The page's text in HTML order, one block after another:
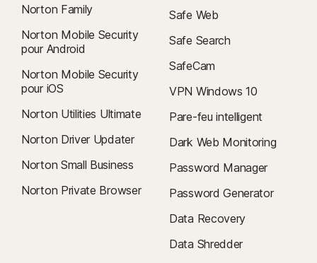
Norton Family
Norton Mobile Security
pour Android
Norton Mobile Security
pour iOS
Norton Utilities Ultimate
Norton Driver Updater
Norton Small Business
Norton Private Browser
Safe Web
Safe Search
SafeCam
VPN Windows 10
Pare-feu intelligent
Dark Web Monitoring
Password Manager
Password Generator
Data Recovery
Data Shredder